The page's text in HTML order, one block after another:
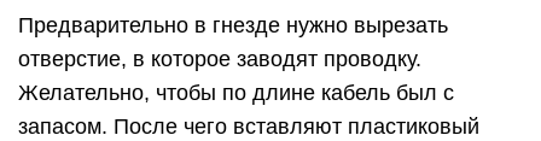
Предварительно в гнезде нужно вырезать
отверстие, в которое заводят проводку.
Желательно, чтобы по длине кабель был с
запасом. После чего вставляют пластиковый